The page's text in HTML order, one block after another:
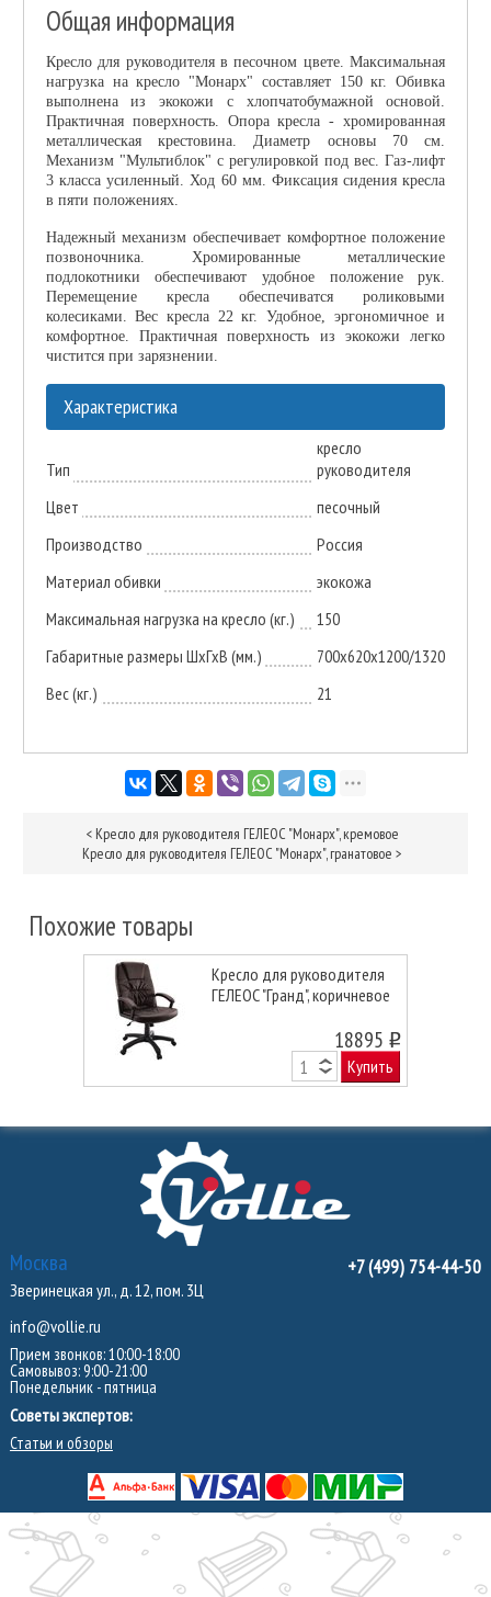
Общая информация
Кресло для руководителя в песочном цвете. Максимальная
нагрузка на кресло "Монарх" составляет 150 кг. Обивка
выполнена из экокожи с хлопчатобумажной основой.
Практичная поверхность. Опора кресла - хромированная
металлическая крестовина. Диаметр основы 70 см.
Механизм "Мультиблок" с регулировкой под вес. Газ-лифт
3 класса усиленный. Ход 60 мм. Фиксация сидения кресла
в пяти положениях.
Надежный механизм обеспечивает комфортное положение
позвоночника. Хромированные металлические
подлокотники обеспечивают удобное положение рук.
Перемещение кресла обеспечиватся роликовыми
колесиками. Вес кресла 22 кг. Удобное, эргономичное и
комфортное. Практичная поверхность из экокожи легко
чистится при зарязнении.
Характеристика
Тип
кресло
руководителя
Цвет
песочный
Производство
Россия
Материал обивки
экокожа
Максимальная нагрузка на кресло (кг.)
150
Габаритные размеры ШхГхВ (мм.)
700х620х1200/1320
Вес (кг.)
21
< Кресло для руководителя ГЕЛЕОС "Монарх", кремовое
Кресло для руководителя ГЕЛЕОС "Монарх", гранатовое >
Похожие товары
Кресло для руководителя
ГЕЛЕОС "Гранд", коричневое
18895 o
Купить
Москва
Зверинецкая ул., д. 12, пом. 3Ц
info@vollie.ru
Прием звонков: 10:00-18:00
Самовывоз: 9:00-21:00
Понедельник - пятница
Советы экспертов:
Статьи и обзоры
+7 (499) 754-44-50